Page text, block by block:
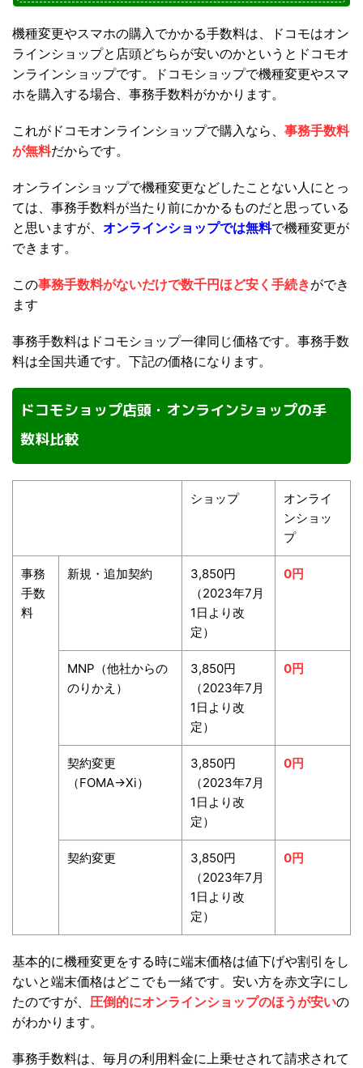
機種変更やスマホの購入でかかる手数料は、ドコモはオン
ラインショップと店頭どちらが安いのかというとドコモオ
ンラインショップです。ドコモショップで機種変更やスマ
ホを購入する場合、事務手数料がかかります。
これがドコモオンラインショップで購入なら、 事務手数料
が無料だからです。
オンラインショップで機種変更などしたことない人にとっ
ては、事務手数料が当たり前にかかるものだと思っている
と思いますが、 オンラインショップでは無料で機種変更が
できます。
この事務手数料がないだけで数千円ほど安く手続きができ
ます
事務手数料はドコモショップ一律同じ価格です。事務手数
料は全国共通です。下記の価格になります。
ドコモショップ店頭・オンラインショップの手
数料比較
ショップ
オンライ
ンショッ
プ
事務
手数
料
新規・追加契約
3,850円
（2023年7月
1日より改
定）
0円
MNP（他社からの
のりかえ）
3,850円
（2023年7月
1日より改
定）
0円
契約変更
（FOMA→Xi）
3,850円
（2023年7月
1日より改
定）
0円
契約変更
3,850円
（2023年7月
1日より改
定）
0円
基本的に機種変更をする時に端末価格は値下げや割引をし
ないと端末価格はどこでも一緒です。安い方を赤文字にし
たのですが、 圧倒的にオンラインショップのほうが安いの
がわかります。
事務手数料は、毎月の利用料金に上乗せされて請求されて